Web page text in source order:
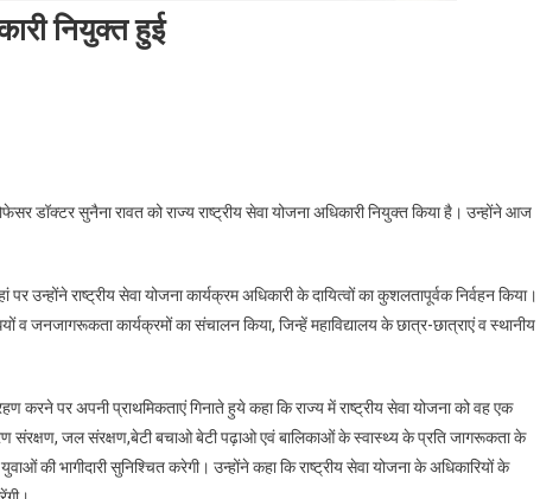
नियुक्त हुई
डॉक्टर सुनैना रावत को राज्य राष्ट्रीय सेवा योजना अधिकारी नियुक्त किया है। उन्होंने आज
उन्होंने राष्ट्रीय सेवा योजना कार्यक्रम अधिकारी के दायित्वों का कुशलतापूर्वक निर्वहन किया।
व जनजागरूकता कार्यक्रमों का संचालन किया, जिन्हें महाविद्यालय के छात्र-छात्राएं व स्थानीय
करने पर अपनी प्राथमिकताएं गिनाते हुये कहा कि राज्य में राष्ट्रीय सेवा योजना को वह एक
संरक्षण, जल संरक्षण,बेटी बचाओ बेटी पढ़ाओ एवं बालिकाओं के स्वास्थ्य के प्रति जागरूकता के
की भागीदारी सुनिश्चित करेगी। उन्होंने कहा कि राष्ट्रीय सेवा योजना के अधिकारियों के